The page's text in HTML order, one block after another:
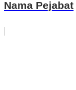
Nama Pejabat